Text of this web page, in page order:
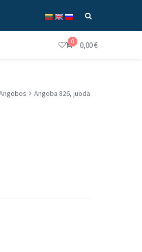
0 0,00€
Angoba 826, juoda